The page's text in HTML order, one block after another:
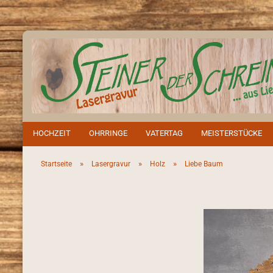
HOCHZEIT OHRRINGE VATERTAG MEISTERSTÜCKE
Startseite » Lasergravur » Holz » Liebe Baum